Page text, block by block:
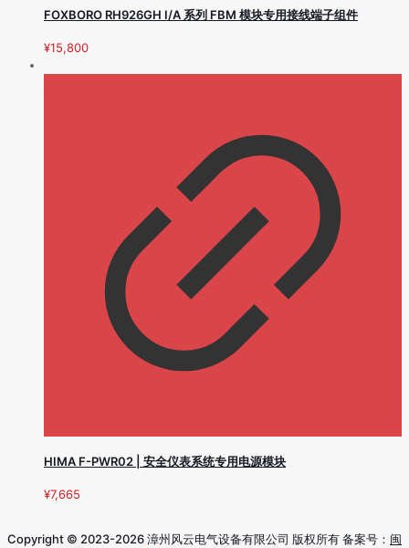
FOXBORO RH926GH I/A 系列 FBM 模块专用接线端子组件
¥15,800
HIMA F-PWR02 | 安全仪表系统专用电源模块
¥7,665
Copyright © 2023-2026 漳州风云电气设备有限公司 版权所有 备案号： 闽